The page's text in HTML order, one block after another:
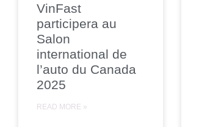
VinFast
participera au
Salon
international de
l’auto du Canada
2025
READ MORE »